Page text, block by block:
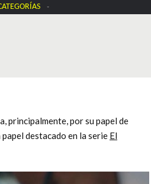
principalmente, por su papel de
destacado en la serie El